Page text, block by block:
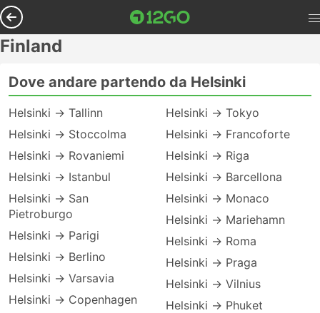
Finland
Dove andare partendo da Helsinki
Helsinki → Tallinn
Helsinki → Stoccolma
Helsinki → Rovaniemi
Helsinki → Istanbul
Helsinki → San
Pietroburgo
Helsinki → Parigi
Helsinki → Berlino
Helsinki → Varsavia
Helsinki → Copenhagen
Helsinki → Tokyo
Helsinki → Francoforte
Helsinki → Riga
Helsinki → Barcellona
Helsinki → Monaco
Helsinki → Mariehamn
Helsinki → Roma
Helsinki → Praga
Helsinki → Vilnius
Helsinki → Phuket